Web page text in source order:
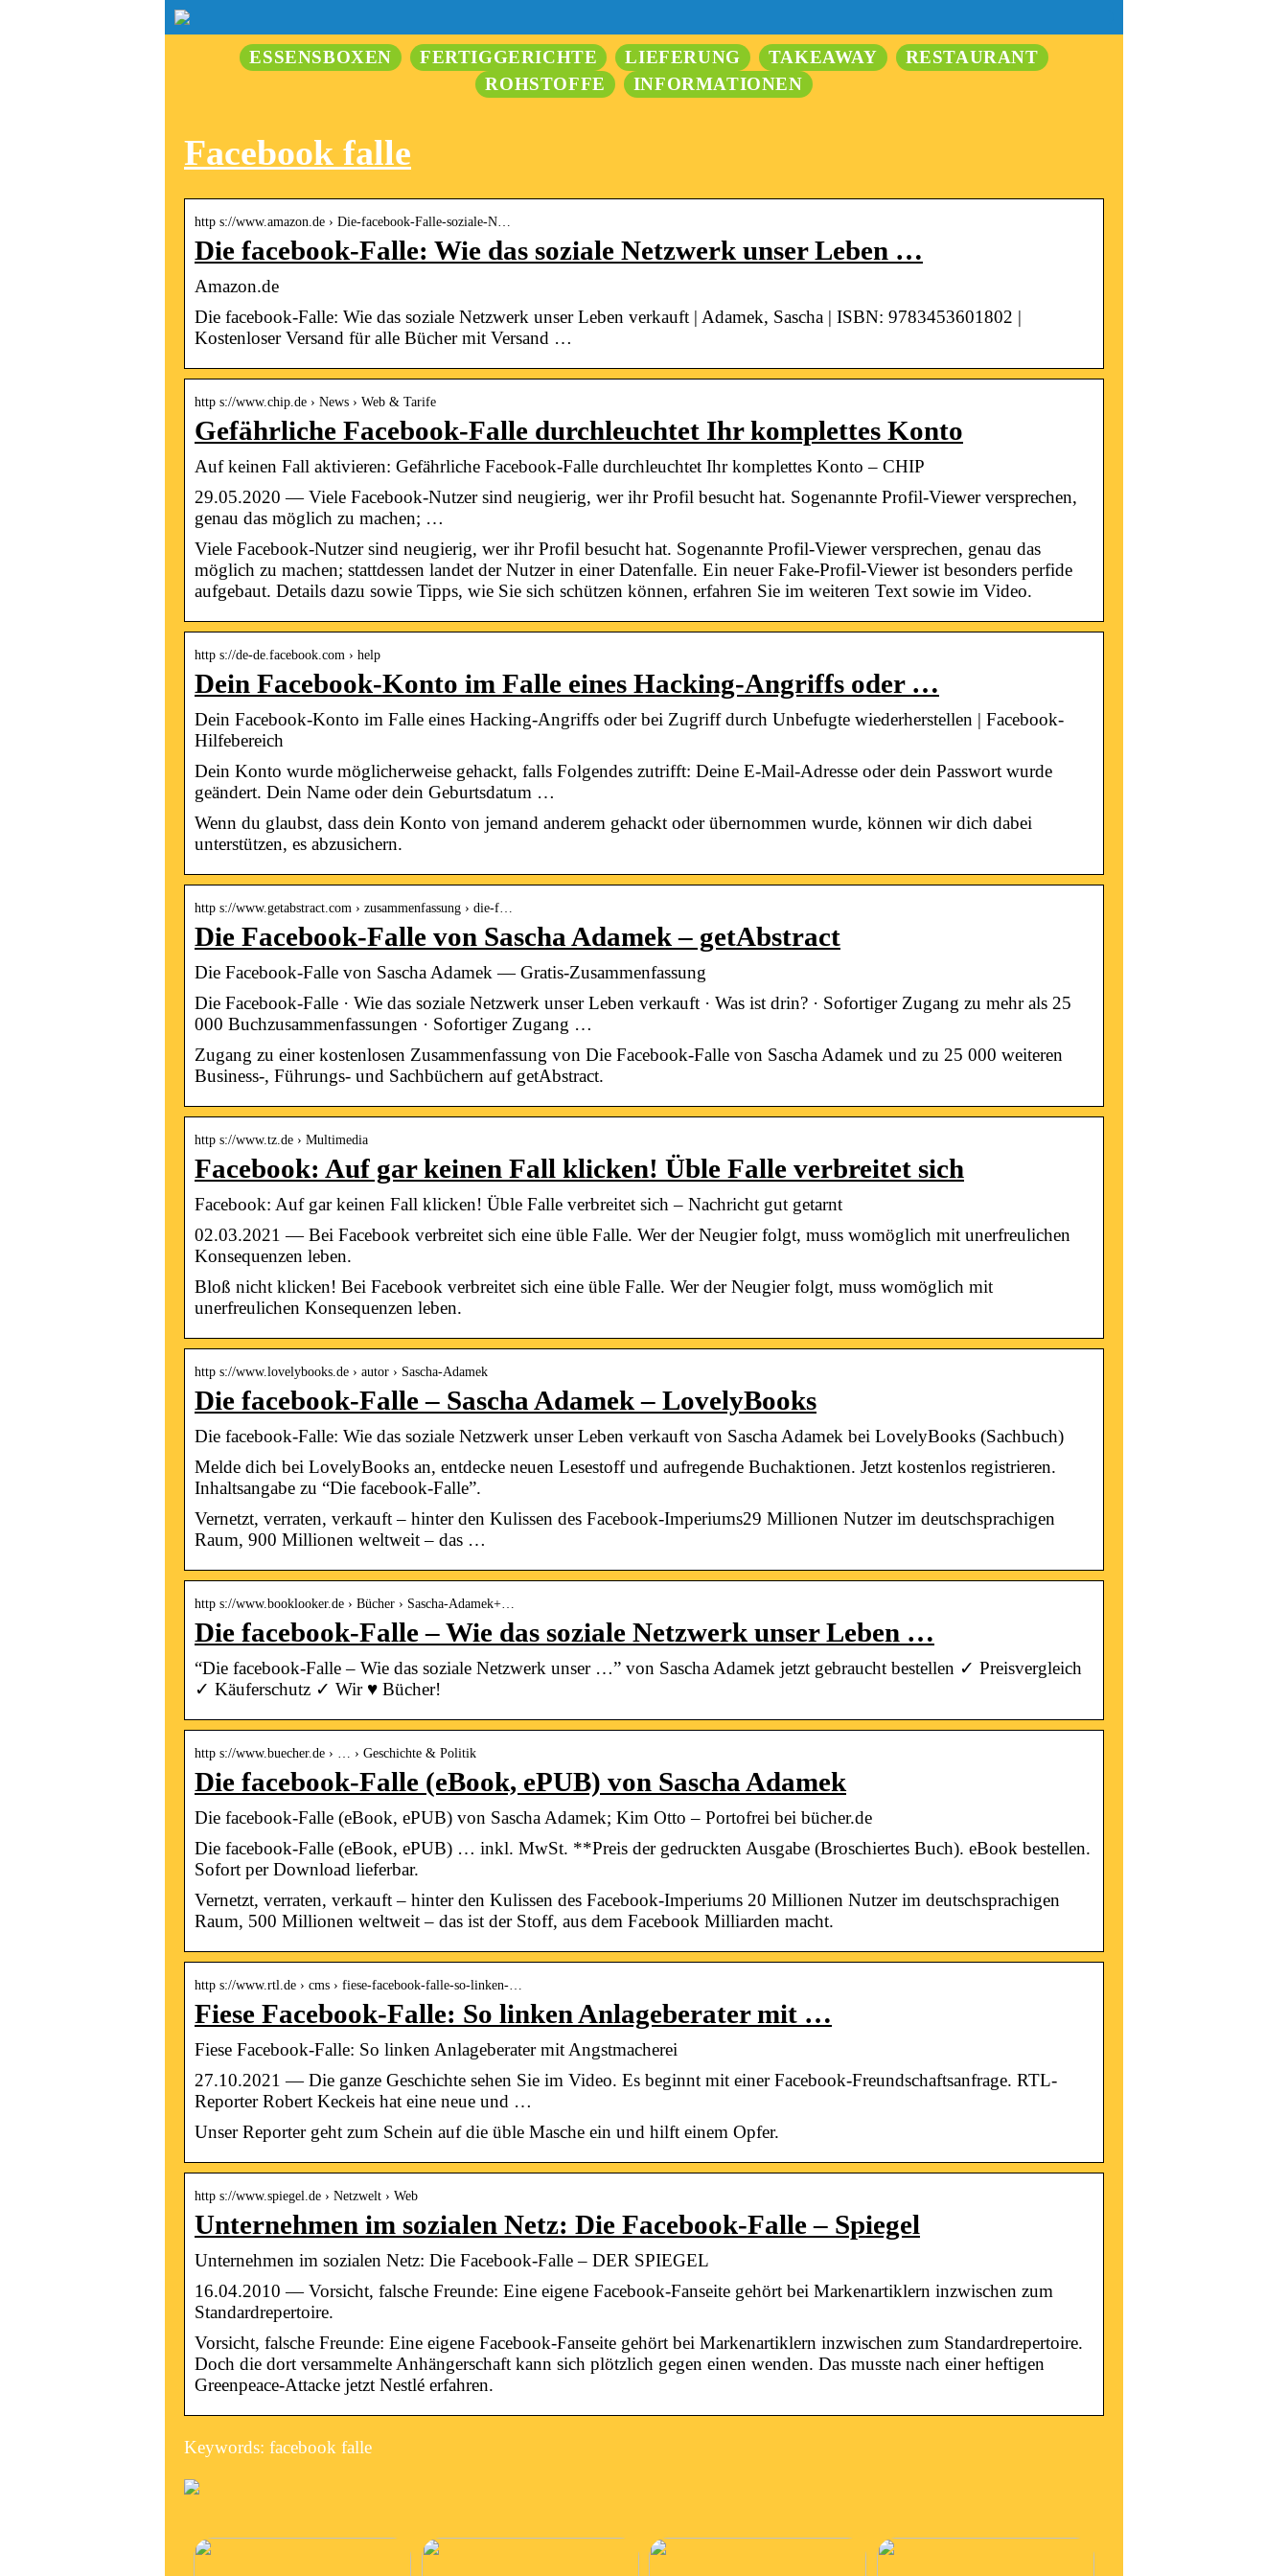
ESSENSBOXEN FERTIGGERICHTE LIEFERUNG TAKEAWAY
RESTAURANT
ROHSTOFFE
INFORMATIONEN
Facebook falle
http s://www.amazon.de › Die-facebook-Falle-soziale-N…
Die facebook-Falle: Wie das soziale Netzwerk unser Leben …
Amazon.de
Die facebook-Falle: Wie das soziale Netzwerk unser Leben verkauft | Adamek, Sascha | ISBN: 9783453601802 |
Kostenloser Versand für alle Bücher mit Versand …
http s://www.chip.de › News › Web & Tarife
Gefährliche Facebook-Falle durchleuchtet Ihr komplettes Konto
Auf keinen Fall aktivieren: Gefährliche Facebook-Falle durchleuchtet Ihr komplettes Konto – CHIP
29.05.2020 — Viele Facebook-Nutzer sind neugierig, wer ihr Profil besucht hat. Sogenannte Profil-Viewer versprechen,
genau das möglich zu machen; …
Viele Facebook-Nutzer sind neugierig, wer ihr Profil besucht hat. Sogenannte Profil-Viewer versprechen, genau das
möglich zu machen; stattdessen landet der Nutzer in einer Datenfalle. Ein neuer Fake-Profil-Viewer ist besonders perfide
aufgebaut. Details dazu sowie Tipps, wie Sie sich schützen können, erfahren Sie im weiteren Text sowie im Video.
http s://de-de.facebook.com › help
Dein Facebook-Konto im Falle eines Hacking-Angriffs oder …
Dein Facebook-Konto im Falle eines Hacking-Angriffs oder bei Zugriff durch Unbefugte wiederherstellen | Facebook-
Hilfebereich
Dein Konto wurde möglicherweise gehackt, falls Folgendes zutrifft: Deine E-Mail-Adresse oder dein Passwort wurde
geändert. Dein Name oder dein Geburtsdatum …
Wenn du glaubst, dass dein Konto von jemand anderem gehackt oder übernommen wurde, können wir dich dabei
unterstützen, es abzusichern.
http s://www.getabstract.com › zusammenfassung › die-f…
Die Facebook-Falle von Sascha Adamek – getAbstract
Die Facebook-Falle von Sascha Adamek — Gratis-Zusammenfassung
Die Facebook-Falle · Wie das soziale Netzwerk unser Leben verkauft · Was ist drin? · Sofortiger Zugang zu mehr als 25
000 Buchzusammenfassungen · Sofortiger Zugang …
Zugang zu einer kostenlosen Zusammenfassung von Die Facebook-Falle von Sascha Adamek und zu 25 000 weiteren
Business-, Führungs- und Sachbüchern auf getAbstract.
http s://www.tz.de › Multimedia
Facebook: Auf gar keinen Fall klicken! Üble Falle verbreitet sich
Facebook: Auf gar keinen Fall klicken! Üble Falle verbreitet sich – Nachricht gut getarnt
02.03.2021 — Bei Facebook verbreitet sich eine üble Falle. Wer der Neugier folgt, muss womöglich mit unerfreulichen
Konsequenzen leben.
Bloß nicht klicken! Bei Facebook verbreitet sich eine üble Falle. Wer der Neugier folgt, muss womöglich mit
unerfreulichen Konsequenzen leben.
http s://www.lovelybooks.de › autor › Sascha-Adamek
Die facebook-Falle – Sascha Adamek – LovelyBooks
Die facebook-Falle: Wie das soziale Netzwerk unser Leben verkauft von Sascha Adamek bei LovelyBooks (Sachbuch)
Melde dich bei LovelyBooks an, entdecke neuen Lesestoff und aufregende Buchaktionen. Jetzt kostenlos registrieren.
Inhaltsangabe zu “Die facebook-Falle”.
Vernetzt, verraten, verkauft – hinter den Kulissen des Facebook-Imperiums29 Millionen Nutzer im deutschsprachigen
Raum, 900 Millionen weltweit – das …
http s://www.booklooker.de › Bücher › Sascha-Adamek+…
Die facebook-Falle – Wie das soziale Netzwerk unser Leben …
“Die facebook-Falle – Wie das soziale Netzwerk unser …” von Sascha Adamek jetzt gebraucht bestellen ✓ Preisvergleich
✓ Käuferschutz ✓ Wir ♥ Bücher!
http s://www.buecher.de › … › Geschichte & Politik
Die facebook-Falle (eBook, ePUB) von Sascha Adamek
Die facebook-Falle (eBook, ePUB) von Sascha Adamek; Kim Otto – Portofrei bei bücher.de
Die facebook-Falle (eBook, ePUB) … inkl. MwSt. **Preis der gedruckten Ausgabe (Broschiertes Buch). eBook bestellen.
Sofort per Download lieferbar.
Vernetzt, verraten, verkauft – hinter den Kulissen des Facebook-Imperiums 20 Millionen Nutzer im deutschsprachigen
Raum, 500 Millionen weltweit – das ist der Stoff, aus dem Facebook Milliarden macht.
http s://www.rtl.de › cms › fiese-facebook-falle-so-linken-…
Fiese Facebook-Falle: So linken Anlageberater mit …
Fiese Facebook-Falle: So linken Anlageberater mit Angstmacherei
27.10.2021 — Die ganze Geschichte sehen Sie im Video. Es beginnt mit einer Facebook-Freundschaftsanfrage. RTL-
Reporter Robert Keckeis hat eine neue und …
Unser Reporter geht zum Schein auf die üble Masche ein und hilft einem Opfer.
http s://www.spiegel.de › Netzwelt › Web
Unternehmen im sozialen Netz: Die Facebook-Falle – Spiegel
Unternehmen im sozialen Netz: Die Facebook-Falle – DER SPIEGEL
16.04.2010 — Vorsicht, falsche Freunde: Eine eigene Facebook-Fanseite gehört bei Markenartiklern inzwischen zum
Standardrepertoire.
Vorsicht, falsche Freunde: Eine eigene Facebook-Fanseite gehört bei Markenartiklern inzwischen zum Standardrepertoire.
Doch die dort versammelte Anhängerschaft kann sich plötzlich gegen einen wenden. Das musste nach einer heftigen
Greenpeace-Attacke jetzt Nestlé erfahren.
Keywords: facebook falle